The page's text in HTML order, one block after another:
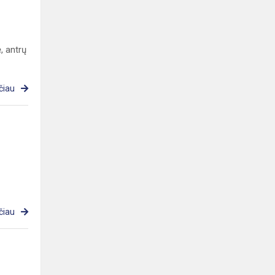
antrų